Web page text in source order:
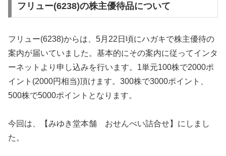
フリュー(6238)の株主優待品について
フリュー(6238)からは、5月22日頃にハガキで株主優待の
案内が届いていました。基本的にその案内に従ってインタ
ーネットより申し込みを行います。1単元100株で2000ポ
イント(2000円相当)頂けます。300株で3000ポイント、
500株で5000ポイントとなります。
今回は、【みゆき堂本舗 おせんべい詰合せ】にしまし
た。